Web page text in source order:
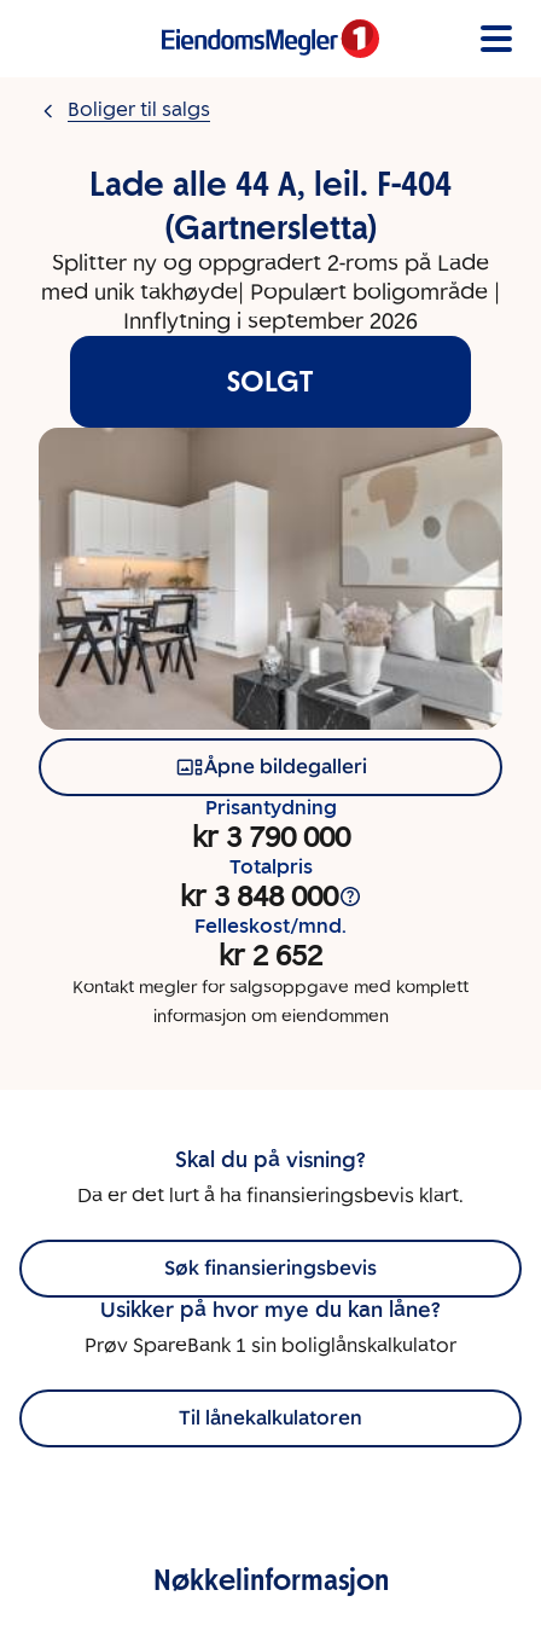
Boliger til salgs
Lade alle 44 A, leil. F-404
(Gartnersletta)
Splitter ny og oppgradert 2-roms på Lade
med unik takhøyde| Populært boligområde |
Innflytning i september 2026
SOLGT
Åpne bildegalleri
Prisantydning
kr 3 790 000
Totalpris
kr 3 848 000
Felleskost/mnd.
kr 2 652
Kontakt megler for salgsoppgave med komplett
informasjon om eiendommen
Skal du på visning?
Da er det lurt å ha finansieringsbevis klart.
Søk finansieringsbevis
Usikker på hvor mye du kan låne?
Prøv SpareBank 1 sin boliglånskalkulator
Til lånekalkulatoren
Nøkkelinformasjon